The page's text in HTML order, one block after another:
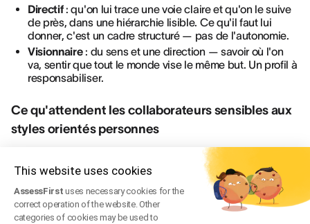
This website uses cookies
AssessFirstuses necessary cookies for the
correct operation of the website. Other
categories of cookies may be used to
Directif: qu'on lui trace une voie claire et qu'on le suive
de près, dans une hiérarchie lisible. Ce qu'il faut lui
donner, c'est un cadre structuré — pas de l'autonomie.
Visionnaire: du sens et une direction — savoir où l'on
va, sentir que tout le monde vise le même but. Un profil à
responsabiliser.
Ce qu'attendent les collaborateurs sensibles aux
styles orientés personnes
: un manager bienveillant qui prend le
temps de l'écouter et lui donne confiance. Il gère mal la
pression.
Coach: grandir personnellement au travail et être
encouragé. Il attend d'être soutenu, pas poussé.